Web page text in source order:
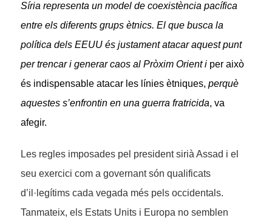
Síria representa un model de coexistència pacífica
entre els diferents grups ètnics. El que busca la
política dels EEUU és justament atacar aquest punt
per trencar i generar caos al Pròxim Orient i per això
és indispensable atacar les línies ètniques, perquè
aquestes s’enfrontin en una guerra fratricida, va
afegir.
Les regles imposades pel president sirià Assad i el
seu exercici com a governant són qualificats
d’il·legítims cada vegada més pels occidentals.
Tanmateix, els Estats Units i Europa no semblen